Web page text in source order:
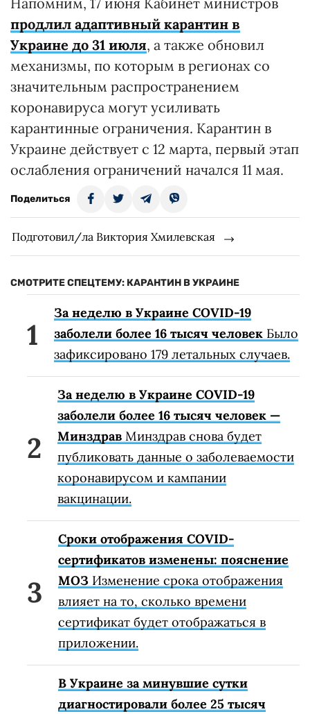
продлил адаптивный карантин в
Украине до 31 июля, а также обновил
механизмы, по которым в регионах со
значительным распространением
коронавируса могут усиливать
карантинные ограничения. Карантин в
Украине действует с 12 марта, первый этап
ослабления ограничений начался 11 мая.
Поделиться
Подготовил/ла Виктория Хмилевская
СМОТРИТЕ СПЕЦТЕМУ: КАРАНТИН В УКРАИНЕ
За неделю в Украине COVID-19
заболели более 16 тысяч человек Было
зафиксировано 179 летальных случаев.
За неделю в Украине COVID-19
заболели более 16 тысяч человек —
Минздрав Минздрав снова будет
публиковать данные о заболеваемости
коронавирусом и кампании
вакцинации.
Сроки отображения COVID-
сертификатов изменены: пояснение
МОЗ Изменение срока отображения
влияет на то, сколько времени
сертификат будет отображаться в
приложении.
В Украине за минувшие сутки
диагностировали более 25 тысяч